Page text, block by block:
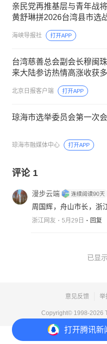
打开腾讯新
亲民党再推基层与青年战
黄舒琳拼2026台湾县市选
海峡导报社 打开APP
台湾慈善总会副会长穆闽
来大陆参访热情高涨收获多
北京日报客户端 打开APP
琼海市选举委员会第一次
琼海市融媒体中心 打开APP
评论 1
漫步云端
周国辉，舟山市长，浙
浙江网友 5月29日 回复
已显
意见反馈 举
Copyright© 1998-2026